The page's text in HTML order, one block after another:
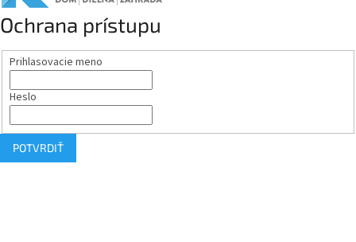
Ochrana prístupu
Prihlasovacie meno
Heslo
POTVRDIŤ